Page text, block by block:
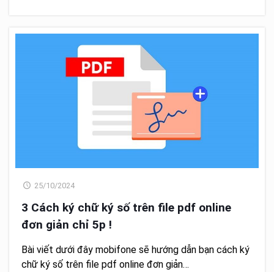
25/10/2024
3 Cách ký chữ ký số trên file pdf online
đơn giản chỉ 5p !
Bài viết dưới đây mobifone sẽ hướng dẫn bạn cách ký
chữ ký số trên file pdf online đơn giản…